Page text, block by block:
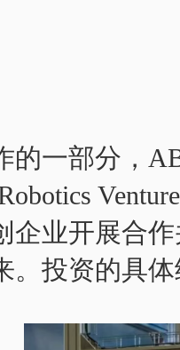
的一部分，
企业开展合
。投资的具